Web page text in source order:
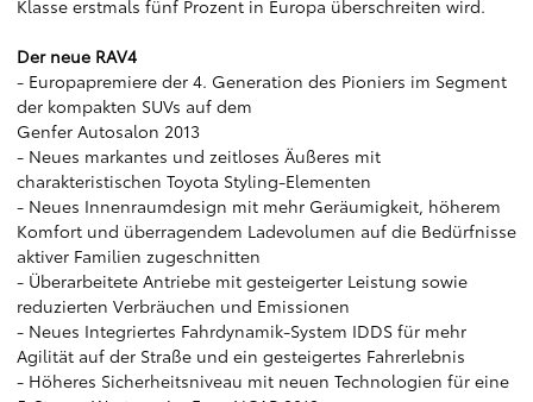
Klasse erstmals fünf Prozent in Europa überschreiten wird.
Der neue RAV4
- Europapremiere der 4. Generation des Pioniers im Segment
der kompakten SUVs auf dem
Genfer Autosalon 2013
- Neues markantes und zeitloses Äußeres mit
charakteristischen Toyota Styling-Elementen
- Neues Innenraumdesign mit mehr Geräumigkeit, höherem
Komfort und überragendem Ladevolumen auf die Bedürfnisse
aktiver Familien zugeschnitten
- Überarbeitete Antriebe mit gesteigerter Leistung sowie
reduzierten Verbräuchen und Emissionen
- Neues Integriertes Fahrdynamik-System IDDS für mehr
Agilität auf der Straße und ein gesteigertes Fahrerlebnis
- Höheres Sicherheitsniveau mit neuen Technologien für eine